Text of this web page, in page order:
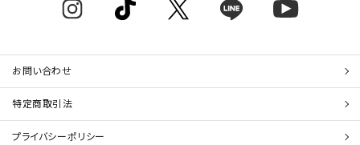
お問い合わせ
特定商取引法
プライバシーポリシー